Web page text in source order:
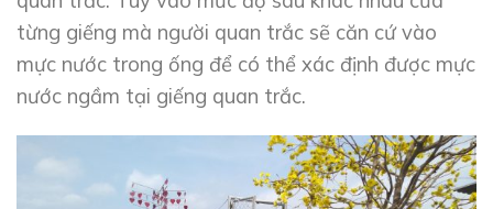
từng giếng mà người quan trắc sẽ căn cứ vào
mực nước trong ống để có thể xác định được mực
nước ngầm tại giếng quan trắc.